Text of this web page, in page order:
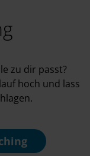
zu dir passt?
hoch und lass